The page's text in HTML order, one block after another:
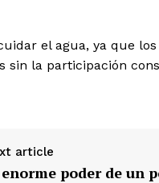
el agua, ya que
sin la participación
article
poder de un